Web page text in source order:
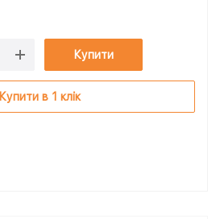
Купити
Купити в 1 клік